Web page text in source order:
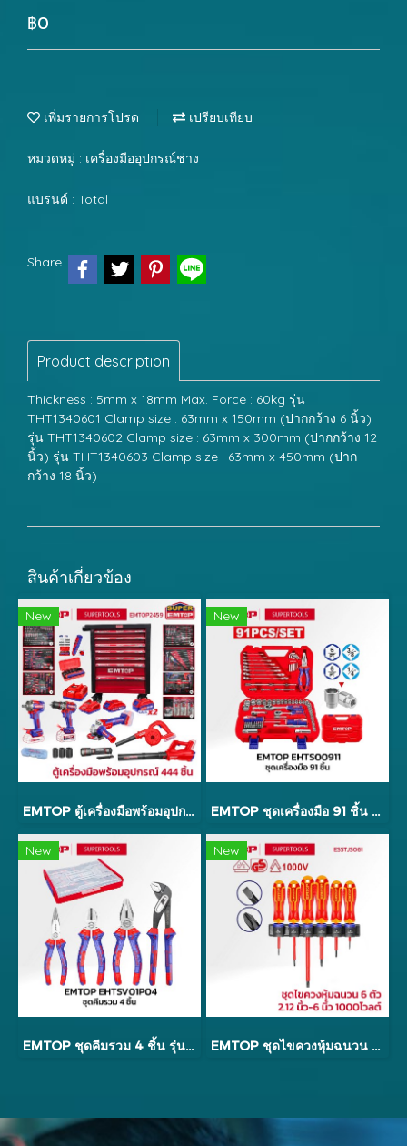
฿0
เพิ่มรายการโปรด เปรียบเทียบ
หมวดหมู่ : เครื่องมืออุปกรณ์ช่าง
แบรนด์ : Total
Share
Product description
Thickness : 5mm x 18mm Max. Force : 60kg รุ่น
THT1340601 Clamp size : 63mm x 150mm (ปากกว้าง 6 นิ้ว)
รุ่น THT1340602 Clamp size : 63mm x 300mm (ปากกว้าง 12
นิ้ว) รุ่น THT1340603 Clamp size : 63mm x 450mm (ปาก
กว้าง 18 นิ้ว)
สินค้าเกี่ยวข้อง
New
EMTOP ตู้เครื่องมือพร้อมอุปกรณ์ 444 ชิ้น รุ่น EMTOP2459
New
EMTOP ชุดเครื่องมือ 91 ชิ้น รุ่น EHTS00911
New
EMTOP ชุดคีมรวม 4 ชิ้น รุ่น EHTSV01P04
New
EMTOP ชุดไขควงหุ้มฉนวน 6 ตัว 2.12 นิ้ว - 6 นิ้ว 1000 โวลต์ รุ่น ESSTJS061